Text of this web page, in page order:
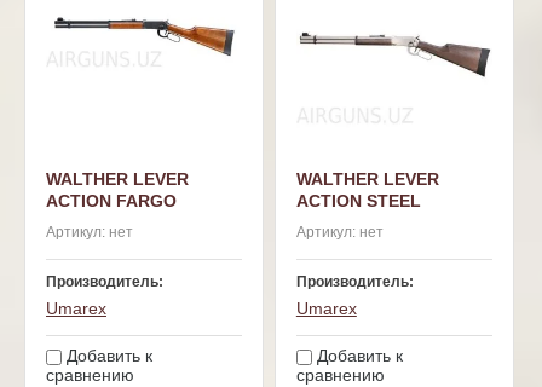
WALTHER LEVER
ACTION FARGO
Артикул: нет
Производитель:
Umarex
Добавить к
сравнению
WALTHER LEVER
ACTION STEEL
Артикул:нет
Производитель:
Umarex
Добавить к
сравнению